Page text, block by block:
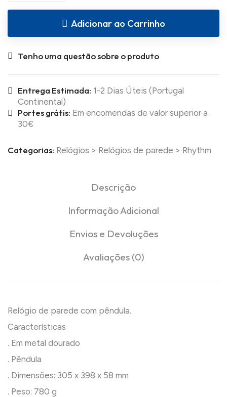
Adicionar ao Carrinho
Tenho uma questão sobre o produto
Entrega Estimada: 1-2 Dias Úteis (Portugal
Continental)
Portes grátis: Em encomendas de valor superior a
30€
Categorias: Relógios > Relógios de parede > Rhythm
Descrição
Informação Adicional
Envios e Devoluções
Avaliações (0)
Relógio de parede com pêndula.
Características
. Em metal dourado
. Pêndula
. Dimensões: 305 x 398 x 58 mm
. Peso: 780 g